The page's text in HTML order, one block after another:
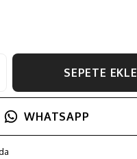
SEPETE EKLE
WHATSAPP